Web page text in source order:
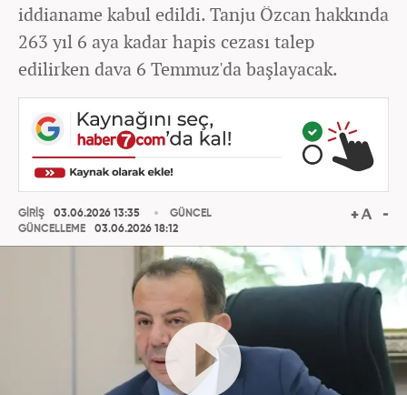
iddianame kabul edildi. Tanju Özcan hakkında
263 yıl 6 aya kadar hapis cezası talep
edilirken dava 6 Temmuz'da başlayacak.
GİRİŞ
03.06.2026 13:35
GÜNCELLEME
03.06.2026 18:12
GÜNCEL